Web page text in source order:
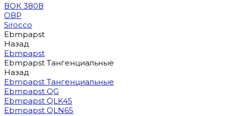
ВОК 380В
ОВР
Sirocco
Ebmpapst
Назад
Ebmpapst
Ebmpapst Тангенциальные
Назад
Ebmpapst Тангенциальные
Ebmpapst QG
Ebmpapst QLK45
Ebmpapst QLN65